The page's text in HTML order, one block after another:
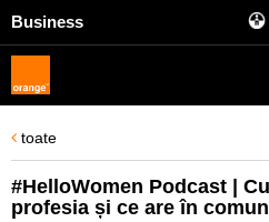
Business
toate
#HelloWomen Podcast |
profesia și ce are în